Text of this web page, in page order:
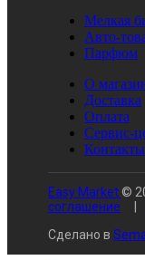
Мелкая
Авто-
Парфюм
О
Доставка
Оплата
Сервис-
Контакты
Easy Market©
соглашение
Сделано в